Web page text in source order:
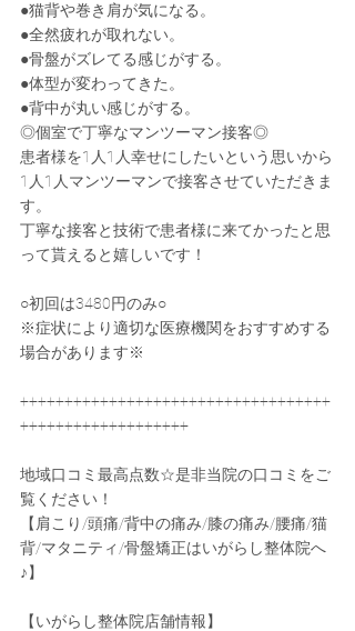
●猫背や巻き肩が気になる。
●全然疲れが取れない。
●骨盤がズレてる感じがする。
●体型が変わってきた。
●背中が丸い感じがする。
◎個室で丁寧なマンツーマン接客◎
患者様を1人1人幸せにしたいという思いから
1人1人マンツーマンで接客させていただきま
す。
丁寧な接客と技術で患者様に来てかったと思
って貰えると嬉しいです！
○初回は3480円のみ○
※症状により適切な医療機関をおすすめする
場合があります※
+++++++++++++++++++++++++++++++++++
+++++++++++++++++++
地域口コミ最高点数☆是非当院の口コミをご
覧ください！
【肩こり/頭痛/背中の痛み/膝の痛み/腰痛/猫
背/マタニティ/骨盤矯正はいがらし整体院へ
♪】
【いがらし整体院店舗情報】